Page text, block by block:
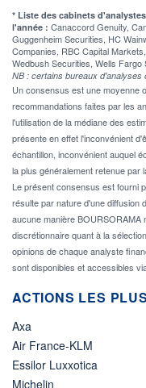
* Liste des cabinets
l'année : Canaccord Genuity,
Guggenheim Securities, HC
Companies, RBC Capital
Wedbush Securities, Wells Fargo
NB : certains bureaux
Un consensus est une moyenne
recommandations faites par les
l'utilisation de la médiane des
présente en effet l'inconvénient
échantillon, inconvénient auquel
la plus généralement retenue par
Le présent consensus est fourni
résulte par nature d'une diffusion
aucune manière
discrétionnaire quant à la
opinions de chaque analyste
sont disponibles et accessibles
ACTIONS LES
Axa
Air France-KLM
Essilor Luxxotica
Michelin